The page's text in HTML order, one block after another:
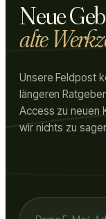
Neue
alte
Unsere Feldpost
längeren
Access zu neuen
wir nichts zu